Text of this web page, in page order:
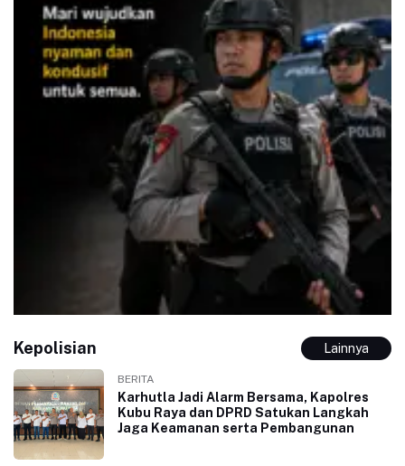
Kepolisian Lainnya
BERITA
Karhutla Jadi Alarm Bersama, Kapolres
Kubu Raya dan DPRD Satukan Langkah
Jaga Keamanan serta Pembangunan